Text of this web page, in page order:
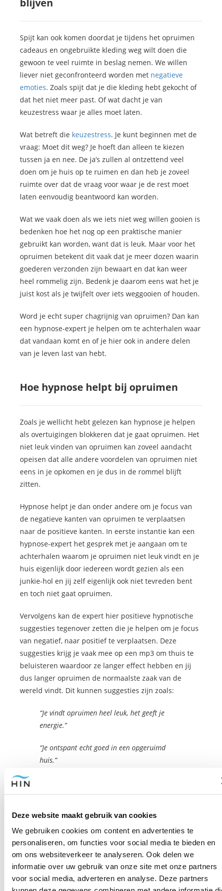
Deze website maakt gebruik van cookies
We gebruiken cookies om content en advertenties te
personaliseren, om functies voor social media te bieden en
om ons websiteverkeer te analyseren. Ook delen we
informatie over uw gebruik van onze site met onze partners
voor social media, adverteren en analyse. Deze partners
blijven
Spijt kan ook komen doordat je tijdens het opruimen
cadeaus en ongebruikte kleding weg wilt doen die
gewoon te veel ruimte in beslag nemen. We willen
liever niet geconfronteerd worden met negatieve
emoties. Zoals spijt dat je die kleding hebt gekocht of
dat het niet meer past. Of wat dacht je van
keuzestress waar je alles moet laten.
Wat betreft die keuzestress. Je kunt beginnen met de
vraag: Moet dit weg? Je hoeft dan alleen te kiezen
tussen ja en nee. De ja’s zullen al ontzettend veel
doen om je huis op te ruimen en dan heb je zoveel
ruimte over dat de vraag voor waar je de rest moet
laten eenvoudig beantwoord kan worden.
Wat we vaak doen als we iets niet weg willen gooien is
bedenken hoe het nog op een praktische manier
gebruikt kan worden, want dat is leuk. Maar voor het
opruimen betekent dit vaak dat je meer dozen waarin
goederen verzonden zijn bewaart en dat kan weer
heel rommelig zijn. Bedenk je daarom eens wat het je
juist kost als je twijfelt over iets weggooien of houden.
Word je echt super chagrijnig van opruimen? Dan kan
een hypnose-expert je helpen om te achterhalen waar
dat vandaan komt en of je hier ook in andere delen
van je leven last van hebt.
Hoe hypnose helpt bij opruimen
Zoals je wellicht hebt gelezen kan hypnose je helpen
als overtuigingen blokkeren dat je gaat opruimen. Het
niet leuk vinden van opruimen kan zoveel aandacht
opeisen dat alle andere voordelen van opruimen niet
eens in je opkomen en je dus in de rommel blijft
zitten.
Hypnose helpt je dan onder andere om je focus van
de negatieve kanten van opruimen te verplaatsen
naar de positieve kanten. In eerste instantie kan een
hypnose-expert het gesprek met je aangaan om te
achterhalen waarom je opruimen niet leuk vindt en je
huis eigenlijk door iedereen wordt gezien als een
junkie-hol en jij zelf eigenlijk ook niet tevreden bent
en toch niet gaat opruimen.
Vervolgens kan de expert hier positieve hypnotische
suggesties tegenover zetten die je helpen om je focus
van negatief, naar positief te verplaatsen. Deze
suggesties krijg je vaak mee op een mp3 om thuis te
beluisteren waardoor ze langer effect hebben en jij
dus langer opruimen de normaalste zaak van de
wereld vindt. Dit kunnen suggesties zijn zoals:
“Je vindt opruimen heel leuk, het geeft je
energie.”
“Je ontspant echt goed in een opgeruimd
huis.”
opgeruimd is.”
“Je doet gezonder als je huis opgeruimd is.”
Dit zijn slechts voorbeelden van hypnotische
suggesties. Afhankelijk van jouw overtuigingen over
opruimen kan de hypnose-expert je andere suggesties
meegeven.